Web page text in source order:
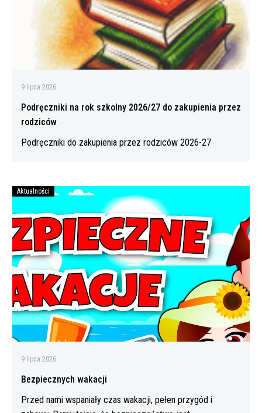
zakupienia
przez
rodziców
9 lipca 2026
Podręczniki na rok szkolny 2026/27 do zakupienia przez
rodziców
Podręczniki do zakupienia przez rodziców 2026-27
Bezpiecznych
wakacji
Aktualności
9 lipca 2026
Bezpiecznych wakacji
Przed nami wspaniały czas wakacji, pełen przygód i